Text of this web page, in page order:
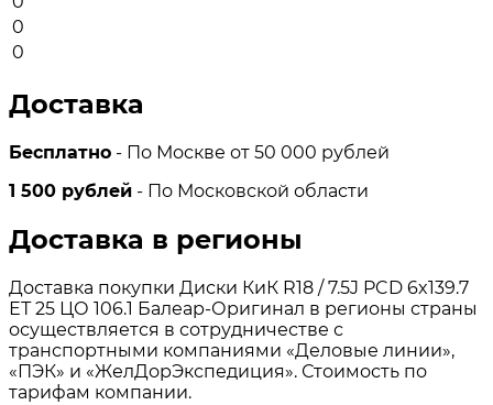
0
0
Доставка
Бесплатно - По Москве от 50 000 рублей
1 500 рублей - По Московской области
Доставка в регионы
Доставка покупки Диски КиК R18 / 7.5J PCD 6x139.7
ЕТ 25 ЦО 106.1 Балеар-Оригинал в регионы страны
осуществляется в сотрудничестве с
транспортными компаниями «Деловые линии»,
«ПЭК» и «ЖелДорЭкспедиция». Стоимость по
тарифам компании.